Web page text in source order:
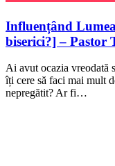
Influențând
biserici?] – Pastor
Ai avut ocazia vreodată
îți cere să faci mai mult
nepregătit? Ar fi…